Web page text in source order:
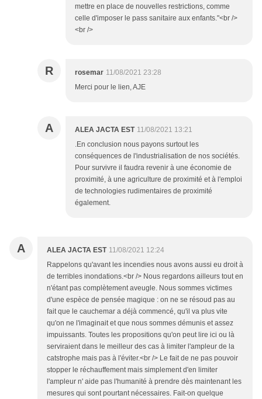
mettre en place de nouvelles restrictions, comme
celle d'imposer le pass sanitaire aux enfants."<br />
<br />
R rosemar 11/08/2021 23:28
Merci pour le lien, AJE
A ALEA JACTA EST 11/08/2021 13:21
.En conclusion nous payons surtout les
conséquences de l'industrialisation de nos sociétés.
Pour survivre il faudra revenir à une économie de
proximité, à une agriculture de proximité et à l'emploi
de technologies rudimentaires de proximité
également.
A ALEA JACTA EST 11/08/2021 12:24
Rappelons qu'avant les incendies nous avons aussi eu droit à
de terribles inondations.<br /> Nous regardons ailleurs tout en
n'étant pas complètement aveugle. Nous sommes victimes
d'une espèce de pensée magique : on ne se résoud pas au
fait que le cauchemar a déjà commencé, qu'il va plus vite
qu'on ne l'imaginait et que nous sommes démunis et assez
impuissants. Toutes les propositions qu'on peut lire ici ou là
serviraient dans le meilleur des cas à limiter l'ampleur de la
catstrophe mais pas à l'éviter.<br /> Le fait de ne pas pouvoir
stopper le réchauffement mais simplement d'en limiter
l'ampleur n' aide pas l'humanité à prendre dès maintenant les
mesures qui sont pourtant nécessaires. Fait-on quelque